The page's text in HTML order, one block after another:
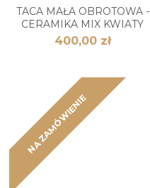
TACA MAŁA OBROTOWA -
CERAMIKA MIX KWIATY
400,00 zł
NA ZAMÓWIENIE